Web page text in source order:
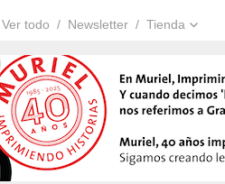
Ver todo Newsletter Tienda